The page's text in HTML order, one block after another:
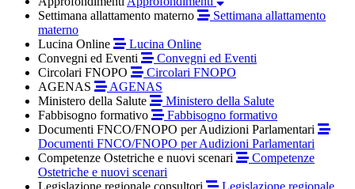
Settimana allattamento materno
Settimana allattamento
materno
Lucina Online
Lucina Online
Convegni ed Eventi
Convegni ed Eventi
Circolari FNOPO
Circolari FNOPO
AGENAS
AGENAS
Ministero della Salute
Ministero della Salute
Fabbisogno formativo
Fabbisogno formativo
Documenti FNCO/FNOPO per Audizioni Parlamentari
Documenti FNCO/FNOPO per Audizioni Parlamentari
Competenze Ostetriche e nuovi scenari
Competenze
Ostetriche e nuovi scenari
Legislazione regionale consultori
Legislazione regionale